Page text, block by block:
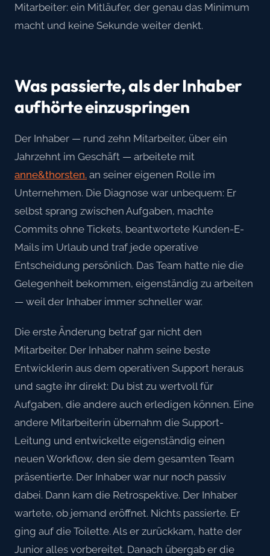
Mitarbeiter: ein Mitläufer, der genau das Minimum
macht und keine Sekunde weiter denkt.
Was passierte, als der Inhaber
aufhörte einzuspringen
Der Inhaber — rund zehn Mitarbeiter, über ein
Jahrzehnt im Geschäft — arbeitete mit
anne&thorsten. an seiner eigenen Rolle im
Unternehmen. Die Diagnose war unbequem: Er
selbst sprang zwischen Aufgaben, machte
Commits ohne Tickets, beantwortete Kunden-E-
Mails im Urlaub und traf jede operative
Entscheidung persönlich. Das Team hatte nie die
Gelegenheit bekommen, eigenständig zu arbeiten
— weil der Inhaber immer schneller war.
Die erste Änderung betraf gar nicht den
Mitarbeiter. Der Inhaber nahm seine beste
Entwicklerin aus dem operativen Support heraus
und sagte ihr direkt: Du bist zu wertvoll für
Aufgaben, die andere auch erledigen können. Eine
andere Mitarbeiterin übernahm die Support-
Leitung und entwickelte eigenständig einen
neuen Workflow, den sie dem gesamten Team
präsentierte. Der Inhaber war nur noch passiv
dabei. Dann kam die Retrospektive. Der Inhaber
wartete, ob jemand eröffnet. Nichts passierte. Er
ging auf die Toilette. Als er zurückkam, hatte der
Junior alles vorbereitet. Danach übergab er die